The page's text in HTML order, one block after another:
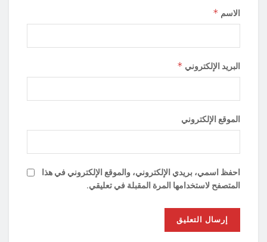
الاسم *
البريد الإلكتروني *
الموقع الإلكتروني
احفظ اسمي، بريدي الإلكتروني، والموقع الإلكتروني في هذا
المتصفح لاستخدامها المرة المقبلة في تعليقي.